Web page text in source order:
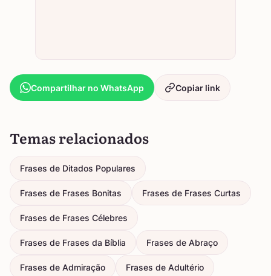
Compartilhar no WhatsApp Copiar link
Temas relacionados
Frases de Ditados Populares
Frases de Frases Bonitas Frases de Frases Curtas
Frases de Frases Célebres
Frases de Frases da Bíblia Frases de Abraço
Frases de Admiração Frases de Adultério